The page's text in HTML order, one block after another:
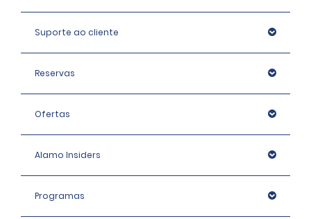
Suporte ao cliente
Reservas
Ofertas
Alamo Insiders
Programas